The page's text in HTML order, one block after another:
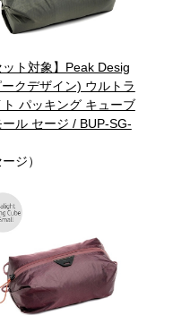
ット対象】Peak Desig
クデザイン) ウルトラ
ト パッキング キューブ
ール セージ / BUP-SG-
ージ）